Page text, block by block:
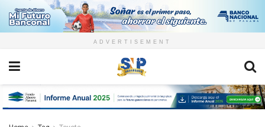
ADVERTISEMENT